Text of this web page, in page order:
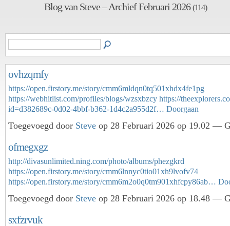
Blog van Steve – Archief Februari 2026(114)
ovhzqmfy
https://open.firstory.me/story/cmm6mldqn0tq501xhdx4fe1pg
https://webhitlist.com/profiles/blogs/wzsxbzcy https://
id=d382689c-0d02-4bbf-b362-1d4c2a955d2f… Doorgaan
Toegevoegd door Steve op 28 Februari 2026 op 19.02 —
ofmegxgz
http://divasunlimited.ning.com/photo/albums/phezgkrd
https://open.firstory.me/story/cmm6lnnyc0tio01xh9lvofv74
https://open.firstory.me/story/cmm6m2o0q0tm901xhfcpy86ab…
Toegevoegd door Steve op 28 Februari 2026 op 18.48 —
sxfzrvuk